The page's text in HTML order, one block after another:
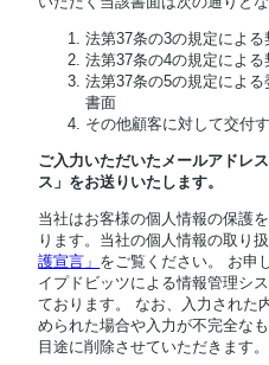
法第37条の3の規定によ
法第37条の4の規定によ
法第37条の5の規定によ
書面
その他顧客に対して交付
ご入力いただいたメールアドレ
ス」をお送りいたします。
当社はお客様の個人情報の保護
ります。当社の個人情報の取り
護宣言」 をご覧ください。 お申
イプドビッツによる情報管理シ
ております。 なお、入力された
められた場合や入力が不完全な
目途に削除させていただきます。